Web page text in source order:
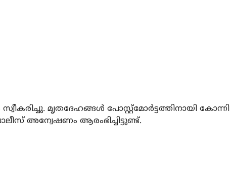
മൃതദേഹങ്ങള്‍ പോസ്റ്റ്‌മോര്‍ട്ടത്തിനായി കോന്നി
അന്വേഷണം ആരംഭിച്ചിട്ടുണ്ട്.